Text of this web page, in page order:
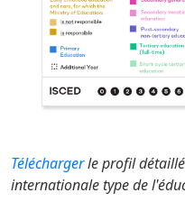
Téléchargerle profil
internationale type de